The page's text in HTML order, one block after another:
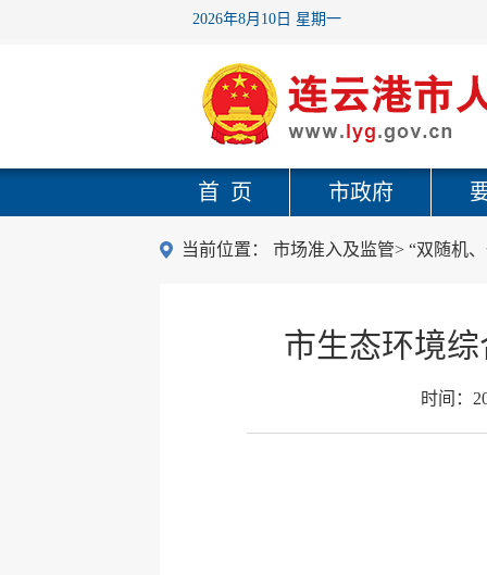
2026年8月10日 星期一
首 页 市政府
当前位置： 市场准入及监管> “双随机
市生态环境
时间：